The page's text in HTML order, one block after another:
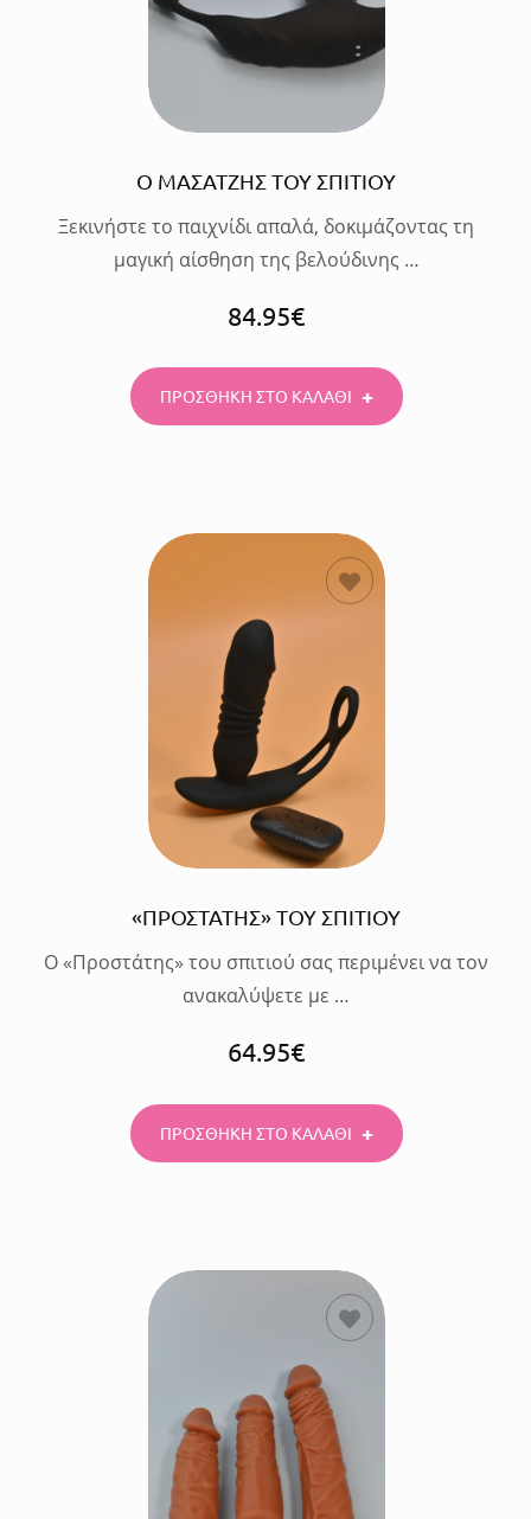
Ο ΜΑΣΑΤΖΗΣ ΤΟΥ ΣΠΙΤΙΟΥ
Ξεκινήστε το παιχνίδι απαλά, δοκιμάζοντας τη
μαγική αίσθηση της βελούδινης …
84.95€
ΠΡΟΣΘΗΚΗ ΣΤΟ ΚΑΛΑΘΙ
ΠΡΟΣΘΗΚΗ
ΣΤΟ
ΚΑΛΑΘΙ
«ΠΡΟΣΤΑΤΗΣ» ΤΟΥ ΣΠΙΤΙΟΥ
Ο «Προστάτης» του σπιτιού σας περιμένει να τον
ανακαλύψετε με …
64.95€
ΠΡΟΣΘΗΚΗ ΣΤΟ ΚΑΛΑΘΙ
ΕΠΙΛΟΓΗ